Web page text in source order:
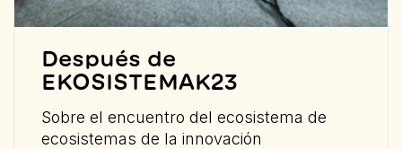
Después de
EKOSISTEMAK23
Sobre el encuentro del ecosistema de
ecosistemas de la innovación